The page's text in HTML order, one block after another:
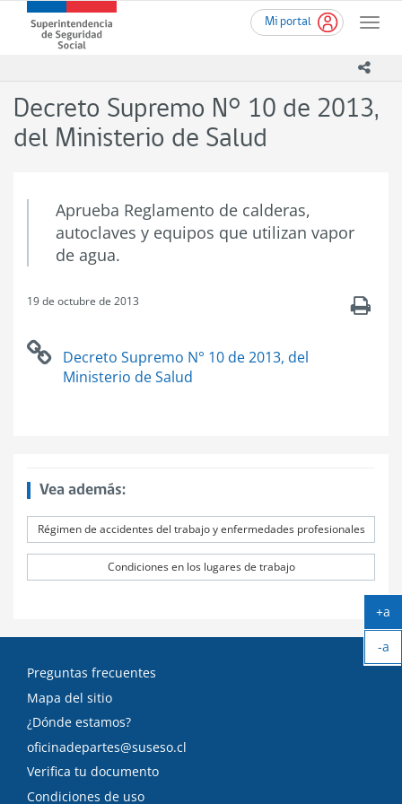
contenido
Mi portal
Toggle
Superintendencia
de
-
Gobierno
de
Decreto Supremo N° 10 de 2013,
del Ministerio de Salud
Aprueba Reglamento de calderas,
autoclaves y equipos que utilizan vapor
de agua.
19 de octubre de 2013
Decreto Supremo N° 10 de 2013, del
Ministerio de Salud
Vea además:
Régimen de accidentes del trabajo y enfermedades profesionales
Condiciones en los lugares de trabajo
Preguntas frecuentes
Mapa del sitio
¿Dónde estamos?
oficinadepartes@suseso.cl
Verifica tu documento
Condiciones de uso
+a
-a